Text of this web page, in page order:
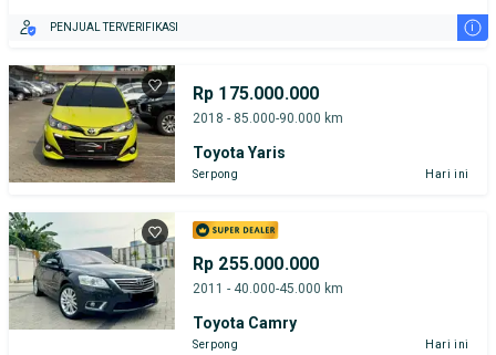
PENJUAL TERVERIFIKASI i
Rp 175.000.000
2018 - 85.000-90.000 km
Toyota Yaris
Serpong Hari ini
Rp 255.000.000
2011 - 40.000-45.000 km
Toyota Camry
Serpong Hari ini